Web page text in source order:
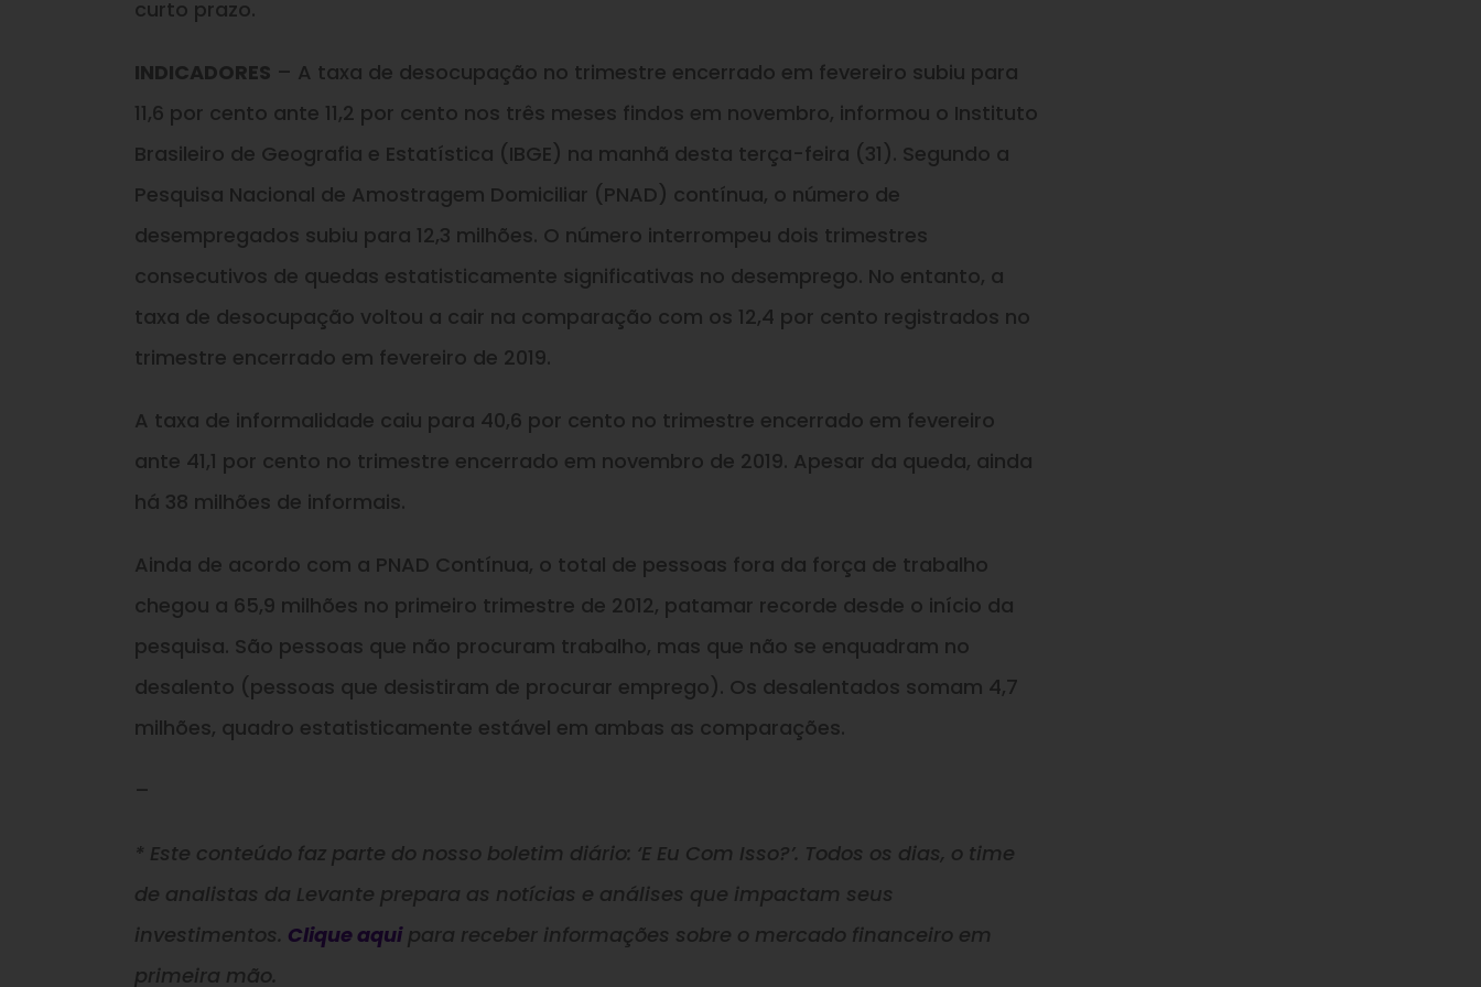
curto prazo.
INDICADORES – A taxa de desocupação no trimestre encerrado em fevereiro subiu para
11,6 por cento ante 11,2 por cento nos três meses findos em novembro, informou o Instituto
Brasileiro de Geografia e Estatística (IBGE) na manhã desta terça-feira (31). Segundo a
Pesquisa Nacional de Amostragem Domiciliar (PNAD) contínua, o número de
desempregados subiu para 12,3 milhões. O número interrompeu dois trimestres
consecutivos de quedas estatisticamente significativas no desemprego. No entanto, a
taxa de desocupação voltou a cair na comparação com os 12,4 por cento registrados no
trimestre encerrado em fevereiro de 2019.
A taxa de informalidade caiu para 40,6 por cento no trimestre encerrado em fevereiro
ante 41,1 por cento no trimestre encerrado em novembro de 2019. Apesar da queda, ainda
há 38 milhões de informais.
Ainda de acordo com a PNAD Contínua, o total de pessoas fora da força de trabalho
chegou a 65,9 milhões no primeiro trimestre de 2012, patamar recorde desde o início da
pesquisa. São pessoas que não procuram trabalho, mas que não se enquadram no
desalento (pessoas que desistiram de procurar emprego). Os desalentados somam 4,7
milhões, quadro estatisticamente estável em ambas as comparações.
–
* Este conteúdo faz parte do nosso boletim diário: ‘E Eu Com Isso?’. Todos os dias, o time
de analistas da Levante prepara as notícias e análises que impactam seus
investimentos. Clique aqui para receber informações sobre o mercado financeiro em
primeira mão.